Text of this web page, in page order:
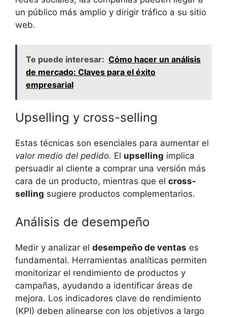
un público más amplio y dirigir tráfico a su sitio​
web.
Te puede interesar: Cómo hacer un análisis
de mercado: Claves para el éxito
empresarial
Upselling y cross-selling
Estas técnicas son esenciales para ⁤aumentar ⁣el
valor medio del pedido. El upselling implica
persuadir al ‍cliente a comprar‍ una versión más​
cara ​de​ un producto, mientras⁣ que el cross-
selling ​sugiere productos complementarios.
Análisis de desempeño
Medir y analizar el⁤ desempeño de ventas es
‌fundamental. Herramientas analíticas permiten⁢
monitorizar ⁢el ⁢rendimiento de productos y
campañas, ayudando a identificar ⁤áreas de
mejora. Los⁣ indicadores clave de rendimiento
(KPI) deben alinearse ⁤con los objetivos a ⁣largo